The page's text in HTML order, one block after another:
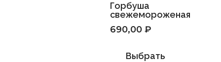
Горбуша
свежемороженая
690,00 ₽
Выбрать